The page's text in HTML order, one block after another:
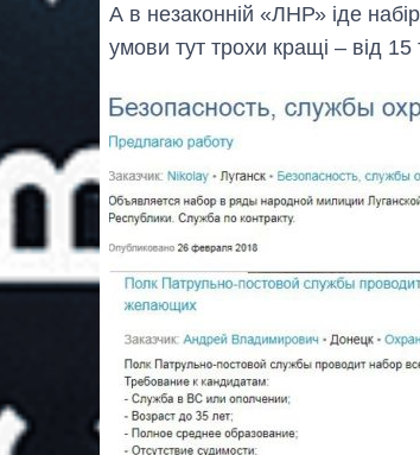
А в незаконній «ЛНР» іде
умови тут трохи кращі – від 15